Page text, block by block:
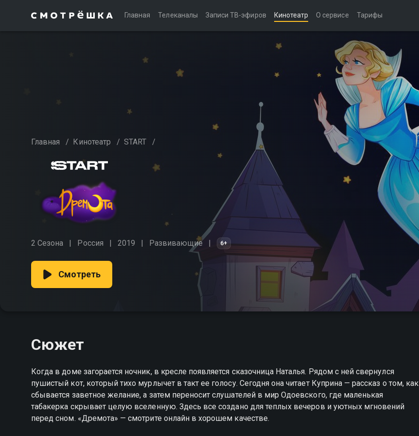
Главная Телеканалы Записи ТВ-эфиров Кинотеатр О сервисе Тарифы
Главная / Кинотеатр / START /
2 Сезона Россия 2019 Развивающие 6+
Смотреть
Сюжет
Когда в доме загорается ночник, в кресле появляется сказочница Наталья. Рядом с ней свернулся
пушистый кот, который тихо мурлычет в такт ее голосу. Сегодня она читает Куприна — рассказ о том, как
сбывается заветное желание, а затем переносит слушателей в мир Одоевского, где маленькая
табакерка скрывает целую вселенную. Здесь все создано для теплых вечеров и уютных мгновений
перед сном. «Дремота» — смотрите онлайн в хорошем качестве.